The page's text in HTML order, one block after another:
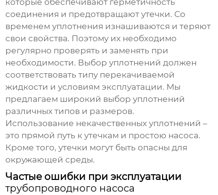
которые обеспечивают герметичность
соединения и предотвращают утечки. Со
временем уплотнения изнашиваются и теряют
свои свойства. Поэтому их необходимо
регулярно проверять и заменять при
необходимости. Выбор уплотнений должен
соответствовать типу перекачиваемой
жидкости и условиям эксплуатации. Мы
предлагаем широкий выбор уплотнений
различных типов и размеров.
Использование некачественных уплотнений –
это прямой путь к утечкам и простою насоса.
Кроме того, утечки могут быть опасны для
окружающей среды.
Частые ошибки при эксплуатации
трубопроводного насоса